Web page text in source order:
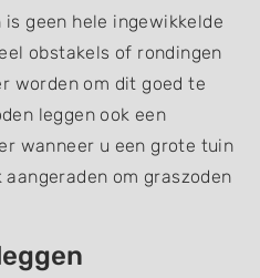
geen hele ingewikkelde
obstakels of rondingen
worden om dit goed te
leggen ook een
wanneer u een grote tuin
om graszoden